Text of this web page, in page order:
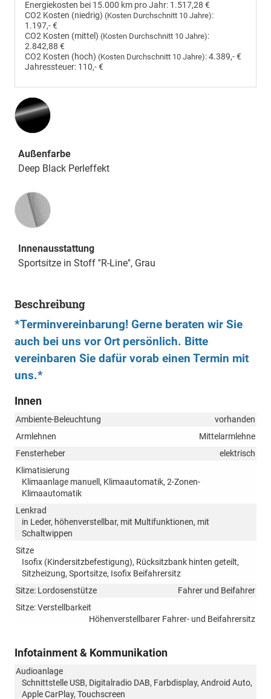
Energiekosten bei 15.000 km pro Jahr: 1.517,28 €
CO2 Kosten (niedrig) (Kosten Durchschnitt 10 Jahre):
1.197,- €
CO2 Kosten (mittel) (Kosten Durchschnitt 10 Jahre):
2.842,88 €
CO2 Kosten (hoch) (Kosten Durchschnitt 10 Jahre):4.389,- €
Jahressteuer: 110,- €
Außenfarbe
Deep Black Perleffekt
Innenausstattung
Innenausstattung
Sportsitze in Stoff ''R-Line'', Grau
Beschreibung
*Terminvereinbarung! Gerne beraten wir Sie
auch bei uns vor Ort persönlich. Bitte
vereinbaren Sie dafür vorab einen Termin mit
uns.*
Innen
Ambiente-Beleuchtung
vorhanden
Armlehnen
Mittelarmlehne
Fensterheber
elektrisch
Klimatisierung
Klimaanlage manuell, Klimaautomatik, 2-Zonen-
Klimaautomatik
Lenkrad
in Leder, höhenverstellbar, mit Multifunktionen, mit
Schaltwippen
Sitze
Isofix (Kindersitzbefestigung), Rücksitzbank hinten geteilt,
Sitzheizung, Sportsitze, Isofix Beifahrersitz
Sitze: Lordosenstütze
Fahrer und Beifahrer
Sitze: Verstellbarkeit
Höhenverstellbarer Fahrer- und Beifahrersitz
Infotainment & Kommunikation
Audioanlage
Schnittstelle USB, Digitalradio DAB, Farbdisplay, Android Auto,
Apple CarPlay, Touchscreen